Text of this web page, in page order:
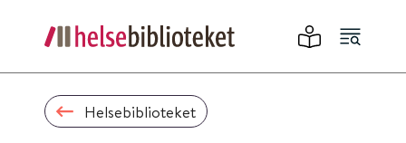
Helsebiblioteket